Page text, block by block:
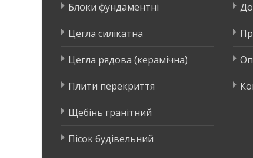
Блоки фундаментні
Цегла силікатна
Цегла рядова (керамічна)
Плити перекриття
Щебінь гранітний
Пісок будівельний